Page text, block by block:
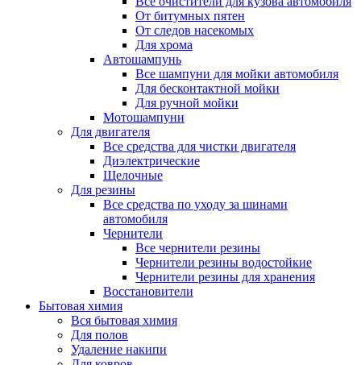
От битумных пятен
От следов насекомых
Для хрома
Автошампунь
Все шампуни для мойки автомобиля
Для бесконтактной мойки
Для ручной мойки
Мотошампуни
Для двигателя
Все средства для чистки двигателя
Диэлектрические
Щелочные
Для резины
Все средства по уходу за шинами
автомобиля
Чернители
Все чернители резины
Чернители резины водостойкие
Чернители резины для хранения
Восстановители
Бытовая химия
Вся бытовая химия
Для полов
Удаление накипи